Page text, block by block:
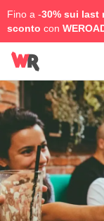
Fino a -30% sui last
sconto con